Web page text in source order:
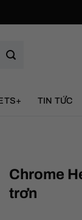
TIN TỨC
Chrome
trơn